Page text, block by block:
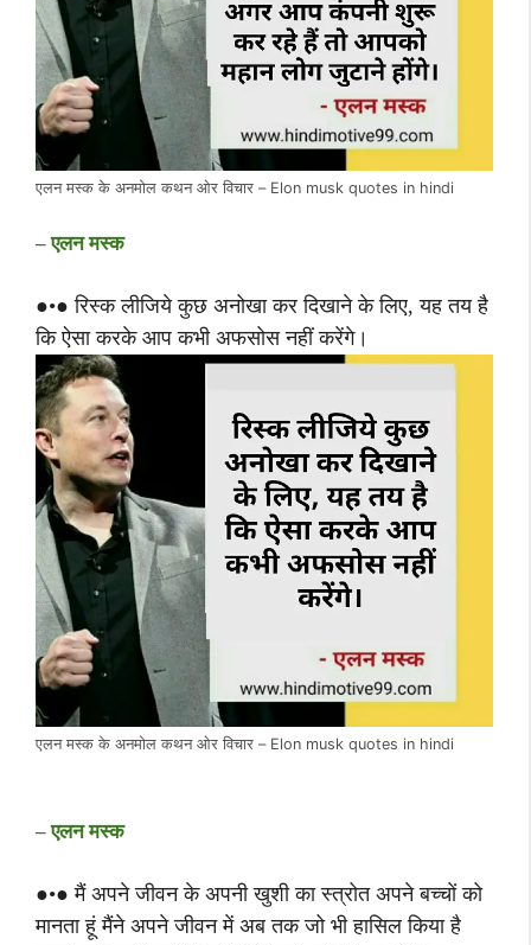
एलन मस्क के अनमोल कथन ओर विचार – Elon musk quotes in hindi
– एलन मस्क
●•● रिस्क लीजिये कुछ अनोखा कर दिखाने के लिए, यह तय है
कि ऐसा करके आप कभी अफसोस नहीं करेंगे।
एलन मस्क के अनमोल कथन ओर विचार – Elon musk quotes in hindi
– एलन मस्क
●•● मैं अपने जीवन के अपनी खुशी का स्त्रोत अपने बच्चों को
मानता हूं मैंने अपने जीवन में अब तक जो भी हासिल किया है